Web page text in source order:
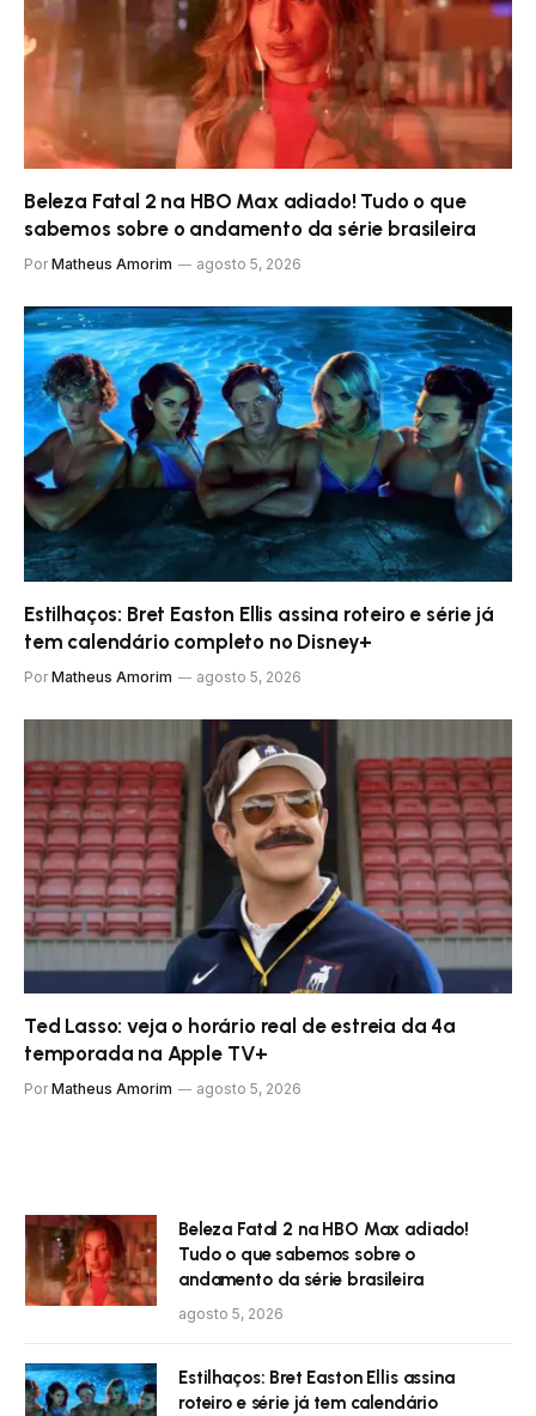
Beleza Fatal 2 na HBO Max adiado! Tudo o que
sabemos sobre o andamento da série brasileira
Por Matheus Amorim agosto 5, 2026
Estilhaços: Bret Easton Ellis assina roteiro e série já
tem calendário completo no Disney+
Por Matheus Amorim agosto 5, 2026
Ted Lasso: veja o horário real de estreia da 4ª
temporada na Apple TV+
Por Matheus Amorim agosto 5, 2026
Beleza Fatal 2 na HBO Max adiado!
Tudo o que sabemos sobre o
andamento da série brasileira
agosto 5, 2026
Estilhaços: Bret Easton Ellis assina
roteiro e série já tem calendário